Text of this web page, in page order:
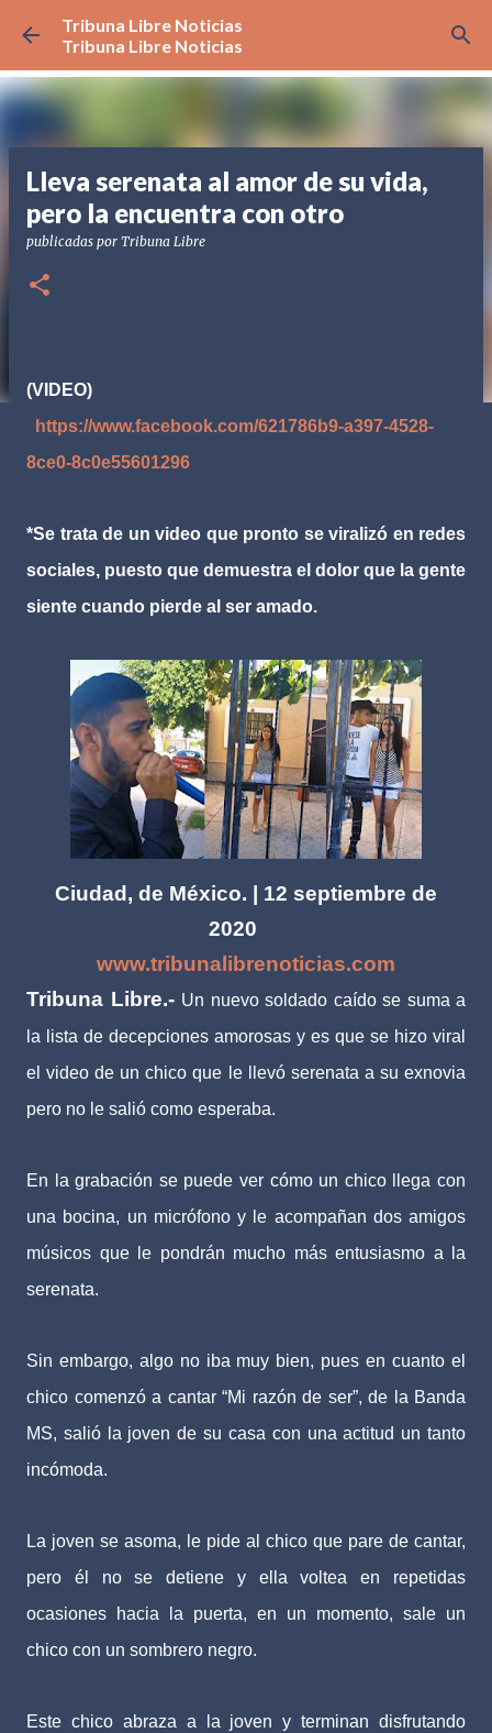
Ir al contenido principal
Tribuna Libre Noticias
Tribuna Libre Noticias
Lleva serenata al amor de su vida,
pero la encuentra con otro
publicadas por Tribuna Libre
(VIDEO)
https://www.facebook.com/621786b9-a397-4528-
8ce0-8c0e55601296
*Se trata de un video que pronto se viralizó en redes
sociales, puesto que demuestra el dolor que la gente
siente cuando pierde al ser amado.
Ciudad, de México. | 12 septiembre de
2020
www.tribunalibrenoticias.com
Tribuna Libre.- Un nuevo soldado caído se suma a
la lista de decepciones amorosas y es que se hizo viral
el video de un chico que le llevó serenata a su exnovia
pero no le salió como esperaba.
En la grabación se puede ver cómo un chico llega con
una bocina, un micrófono y le acompañan dos amigos
músicos que le pondrán mucho más entusiasmo a la
serenata.
Sin embargo, algo no iba muy bien, pues en cuanto el
chico comenzó a cantar “Mi razón de ser”, de la Banda
MS, salió la joven de su casa con una actitud un tanto
incómoda.
La joven se asoma, le pide al chico que pare de cantar,
pero él no se detiene y ella voltea en repetidas
ocasiones hacia la puerta, en un momento, sale un
chico con un sombrero negro.
Este chico abraza a la joven y terminan disfrutando